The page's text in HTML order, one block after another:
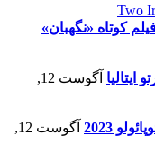
کوتاه «نگهبان»
ایتالیا
آگوست 12,
2023
آگوست 12,